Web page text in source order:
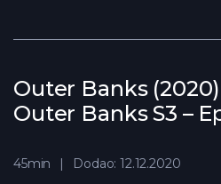
Outer Banks (2020)
Outer Banks S3 –
45min Dodao: 12.12.2020